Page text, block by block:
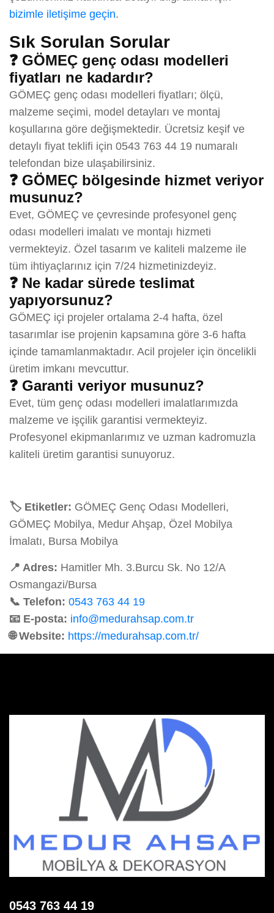
bizimle iletişime geçin.
Sık Sorulan Sorular
❓ GÖMEÇ genç odası modelleri
fiyatları ne kadardır?
GÖMEÇ genç odası modelleri fiyatları; ölçü,
malzeme seçimi, model detayları ve montaj
koşullarına göre değişmektedir. Ücretsiz keşif ve
detaylı fiyat teklifi için 0543 763 44 19 numaralı
telefondan bize ulaşabilirsiniz.
❓ GÖMEÇ bölgesinde hizmet veriyor
musunuz?
Evet, GÖMEÇ ve çevresinde profesyonel genç
odası modelleri imalatı ve montajı hizmeti
vermekteyiz. Özel tasarım ve kaliteli malzeme ile
tüm ihtiyaçlarınız için 7/24 hizmetinizdeyiz.
❓ Ne kadar sürede teslimat
yapıyorsunuz?
GÖMEÇ içi projeler ortalama 2-4 hafta, özel
tasarımlar ise projenin kapsamına göre 3-6 hafta
içinde tamamlanmaktadır. Acil projeler için öncelikli
üretim imkanı mevcuttur.
❓ Garanti veriyor musunuz?
Evet, tüm genç odası modelleri imalatlarımızda
malzeme ve işçilik garantisi vermekteyiz.
Profesyonel ekipmanlarımız ve uzman kadromuzla
kaliteli üretim garantisi sunuyoruz.
🏷️ Etiketler: GÖMEÇ Genç Odası Modelleri,
GÖMEÇ Mobilya, Medur Ahşap, Özel Mobilya
İmalatı, Bursa Mobilya
📍 Adres: Hamitler Mh. 3.Burcu Sk. No 12/A
Osmangazi/Bursa
📞 Telefon: 0543 763 44 19
📧 E-posta: info@medurahsap.com.tr
🌐 Website: https://medurahsap.com.tr/
0543 763 44 19